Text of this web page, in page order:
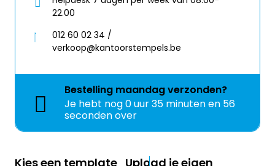
22.00
012 60 02 34 /
verkoop@kantoorstempels.be
Bestelling maandagverzonden?
Je hebt nog0 uur 35 minuten en 55
seconden over
Kies een template Upload je eigen